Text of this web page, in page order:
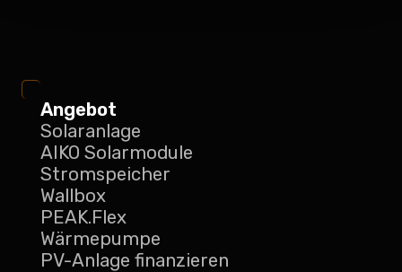
Angebot
Solaranlage
AIKO Solarmodule
Stromspeicher
Wallbox
PEAK.Flex
Wärmepumpe
PV-Anlage finanzieren